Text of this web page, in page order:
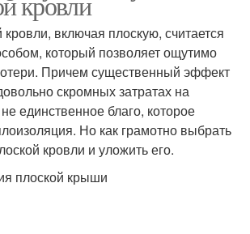
включая плоскую, считается
который позволяет ощутимо
Причем существенный эффект
скромных затратах на
единственное благо, которое
Но как грамотно выбрать
кровли и уложить его.
плоской крыши